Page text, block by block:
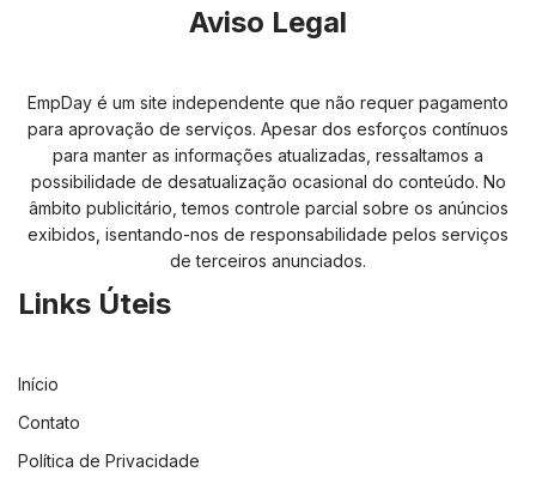
Aviso Legal
EmpDay é um site independente que não requer pagamento
para aprovação de serviços. Apesar dos esforços contínuos
para manter as informações atualizadas, ressaltamos a
possibilidade de desatualização ocasional do conteúdo. No
âmbito publicitário, temos controle parcial sobre os anúncios
exibidos, isentando-nos de responsabilidade pelos serviços
de terceiros anunciados.
Links Úteis
Início
Contato
Política de Privacidade